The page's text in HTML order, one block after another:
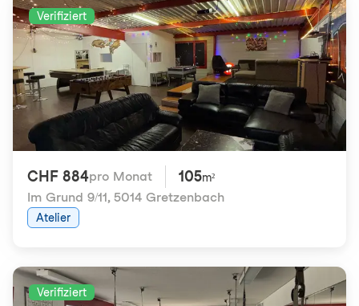
Verifiziert
CHF 884pro Monat 105m²
Im Grund 9/11, 5014 Gretzenbach
Atelier
Verifiziert